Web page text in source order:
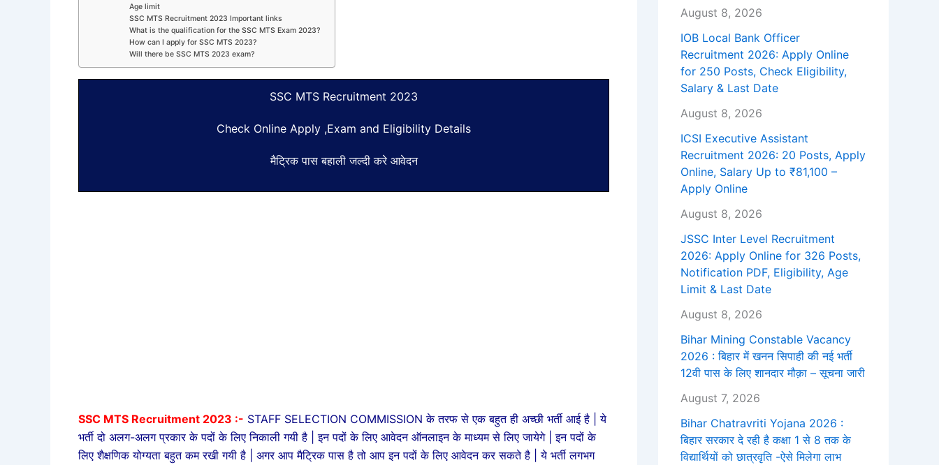
Age limit
SSC MTS Recruitment 2023 Important links
What is the qualification for the SSC MTS Exam 2023?
How can I apply for SSC MTS 2023?
Will there be SSC MTS 2023 exam?
SSC MTS Recruitment 2023
Check Online Apply ,Exam and Eligibility Details
मैट्रिक पास बहाली जल्दी करे आवेदन
SSC MTS Recruitment 2023 :- STAFF SELECTION COMMISSION के तरफ से एक बहुत ही अच्छी भर्ती आई है | ये
भर्ती दो अलग-अलग प्रकार के पदों के लिए निकाली गयी है | इन पदों के लिए आवेदन ऑनलाइन के माध्यम से लिए जायेगे | इन पदों के
लिए शैक्षणिक योग्यता बहुत कम रखी गयी है | अगर आप मैट्रिक पास है तो आप इन पदों के लिए आवेदन कर सकते है | ये भर्ती लगभग
August 8, 2026
IOB Local Bank Officer
Recruitment 2026: Apply Online
for 250 Posts, Check Eligibility,
Salary & Last Date
August 8, 2026
ICSI Executive Assistant
Recruitment 2026: 20 Posts, Apply
Online, Salary Up to ₹81,100 –
Apply Online
August 8, 2026
JSSC Inter Level Recruitment
2026: Apply Online for 326 Posts,
Notification PDF, Eligibility, Age
Limit & Last Date
August 8, 2026
Bihar Mining Constable Vacancy
2026 : बिहार में खनन सिपाही की नई भर्ती
12वी पास के लिए शानदार मौक़ा – सूचना जारी
August 7, 2026
Bihar Chatravriti Yojana 2026 :
बिहार सरकार दे रही है कक्षा 1 से 8 तक के
विद्यार्थियों को छात्रवृति -ऐसे मिलेगा लाभ